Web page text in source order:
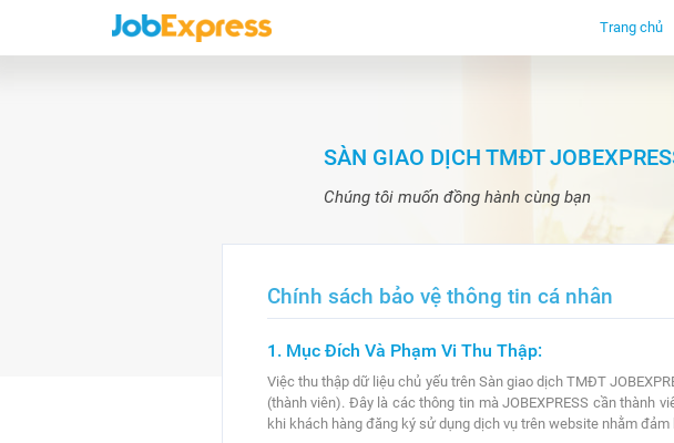
Trang chủ
SÀN GIAO DỊCH TMĐT
Chúng tôi muốn đồng hành cùng bạn
Chính sách bảo vệ thông tin cá nhân
1. Mục Đích Và Phạm Vi Thu Thập:
Việc thu thập dữ liệu chủ yếu trên Sàn giao dịch TMĐT
(thành viên). Đây là các thông tin mà JOBEXPRESS cần thành
khi khách hàng đăng ký sử dụng dịch vụ trên website nhằm